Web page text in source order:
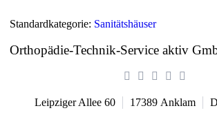
Standardkategorie: Sanitätshäuser
Orthopädie-Technik-Service aktiv
Leipziger Allee 60 17389 Anklam